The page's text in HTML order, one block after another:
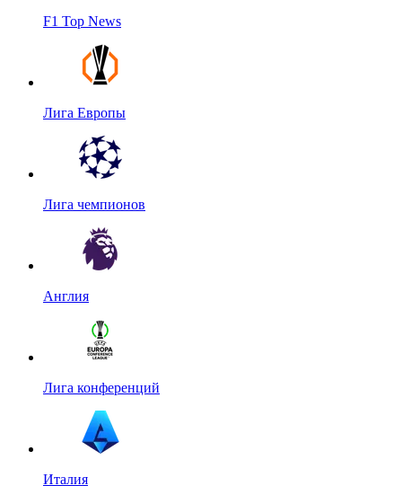
F1 Top News
Лига Европы
Лига чемпионов
Англия
Лига конференций
Италия